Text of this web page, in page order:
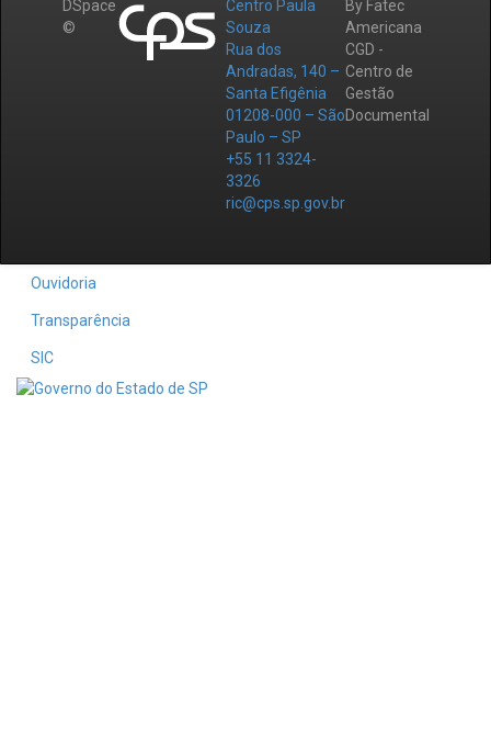
DSpace
©
Centro Paula
Souza
Rua dos
Andradas, 140 –
Santa Efigênia
01208-000 – São
Paulo – SP
+55 11 3324-
3326
ric@cps.sp.gov.br
By Fatec
Americana
CGD -
Centro de
Gestão
Documental
Ouvidoria
Transparência
SIC